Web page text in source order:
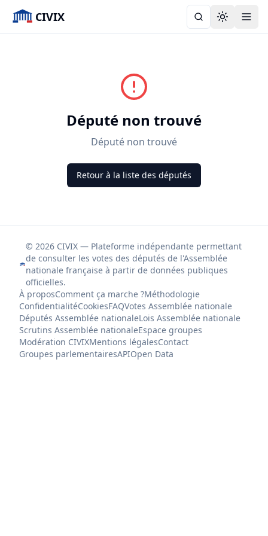
CIVIX Toggle
Député non trouvé
Député non trouvé
Retour à la liste des députés
© 2026 CIVIX — Plateforme indépendante permettant
de consulter les votes des députés de l'Assemblée
nationale française à partir de données publiques
officielles.
À proposComment ça marche ?Méthodologie
ConfidentialitéCookiesFAQVotes Assemblée nationale
Députés Assemblée nationaleLois Assemblée nationale
Scrutins Assemblée nationaleEspace groupes
Modération CIVIXMentions légalesContact
Groupes parlementairesAPIOpen Data